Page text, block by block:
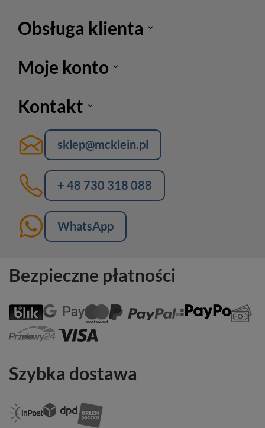
Obsługa klienta
Moje konto
Kontakt
sklep@mcklein.pl
+ 48 730 318 088
WhatsApp
Bezpieczne płatności
Szybka dostawa